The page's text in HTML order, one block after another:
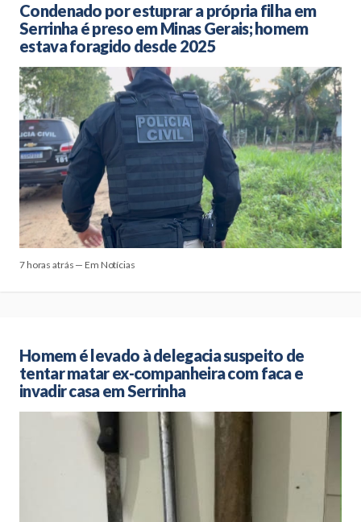
Condenado por estuprar a própria filha em
Serrinha é preso em Minas Gerais; homem
estava foragido desde 2025
7 horas atrás — Em Notícias
Homem é levado à delegacia suspeito de
tentar matar ex-companheira com faca e
invadir casa em Serrinha